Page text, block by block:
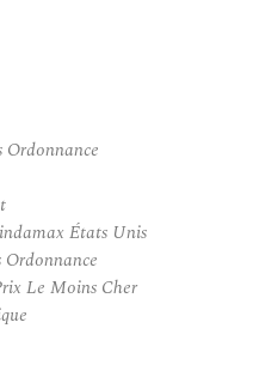
États Unis
Le Moins Cher